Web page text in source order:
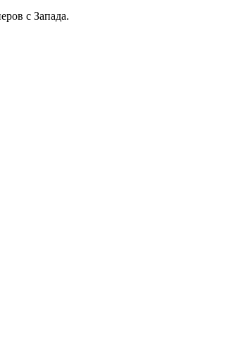
с Запада.